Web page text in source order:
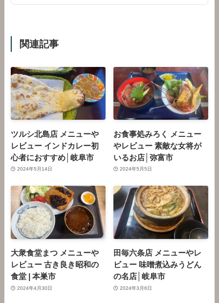
関連記事
ツルシ北島店 メニューや
レビュー インドカレー初
心者におすすめ│岐阜市
2024年5月14日
お食事処みろく メニュー
やレビュー 素敵な女将が
いるお店│弥富市
2024年5月5日
大衆食堂まつ メニューや
レビュー 古き良き昭和の
食堂 | 本巣市
2024年4月30日
田毎六条店 メニューやレ
ビュー 味噌煮込みうどん
の名店│岐阜市
2024年3月6日